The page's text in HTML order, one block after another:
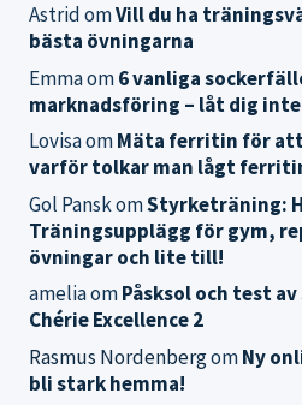
AstridomVill du ha
bästa övningarna
Emmaom6 vanliga
marknadsföring – låt dig inte
LovisaomMäta ferritin för
varför tolkar man lågt
Gol PanskomStyrketräning:
Träningsupplägg för gym,
övningar och lite till!
ameliaomPåsksol och test
Chérie Excellence 2
Rasmus NordenbergomNy
bli stark hemma!